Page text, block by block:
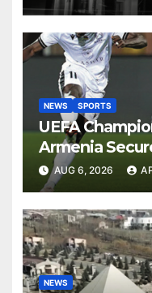
NEWS SPORTS
UEFA
Armenia
Over
AUG 6, 2026
NEWS